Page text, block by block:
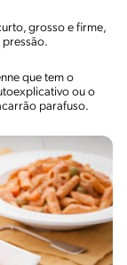
grosso e firme,
pressão.
que tem o
ou o
parafuso.